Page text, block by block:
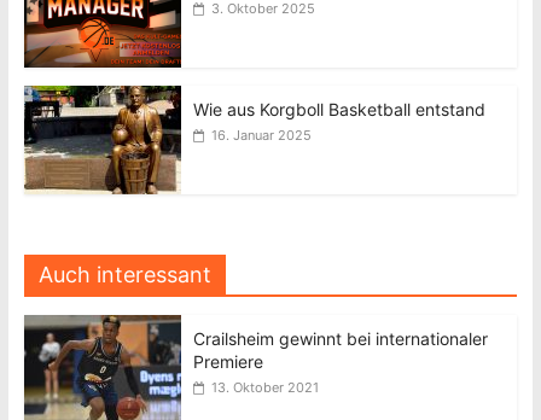
3. Oktober 2025
Wie aus Korgboll Basketball entstand
16. Januar 2025
Auch interessant
Crailsheim gewinnt bei internationaler
Premiere
13. Oktober 2021